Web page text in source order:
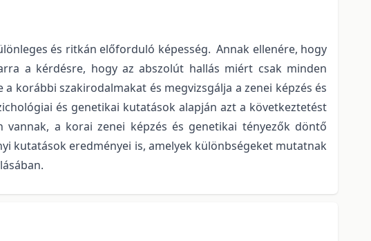
és ritkán előforduló képesség. Annak ellenére, hogy
a kérdésre, hogy az abszolút hallás miért csak minden
korábbi szakirodalmakat és megvizsgálja a zenei képzés és
és genetikai kutatások alapján azt a következtetést
a korai zenei képzés és genetikai tényezők döntő
kutatások eredményei is, amelyek különbségeket mutatnak